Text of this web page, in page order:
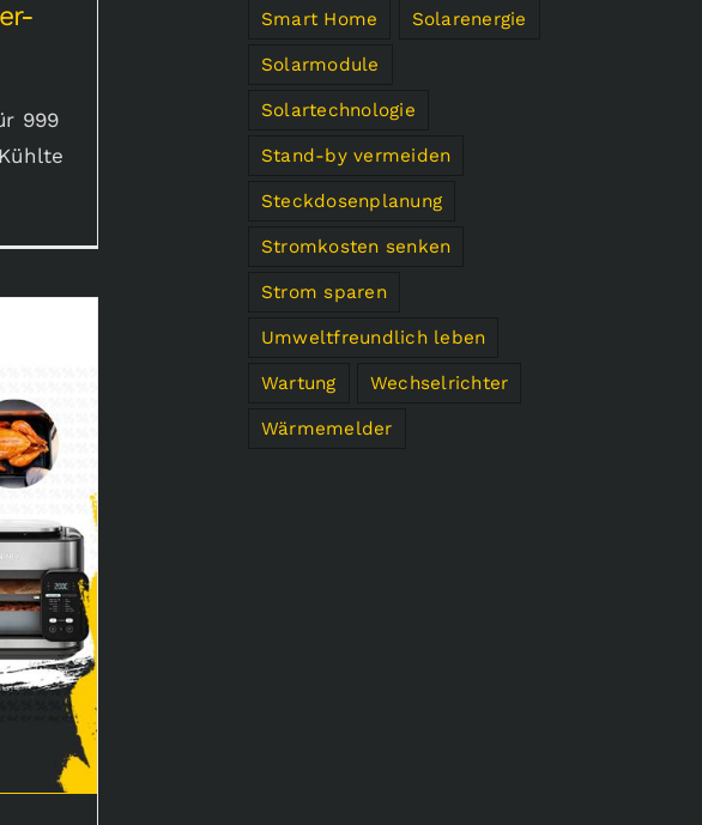
999
Smart Home Solarenergie
Solarmodule
Solartechnologie
Stand-by vermeiden
Steckdosenplanung
Stromkosten senken
Strom sparen
Umweltfreundlich leben
Wartung Wechselrichter
Wärmemelder